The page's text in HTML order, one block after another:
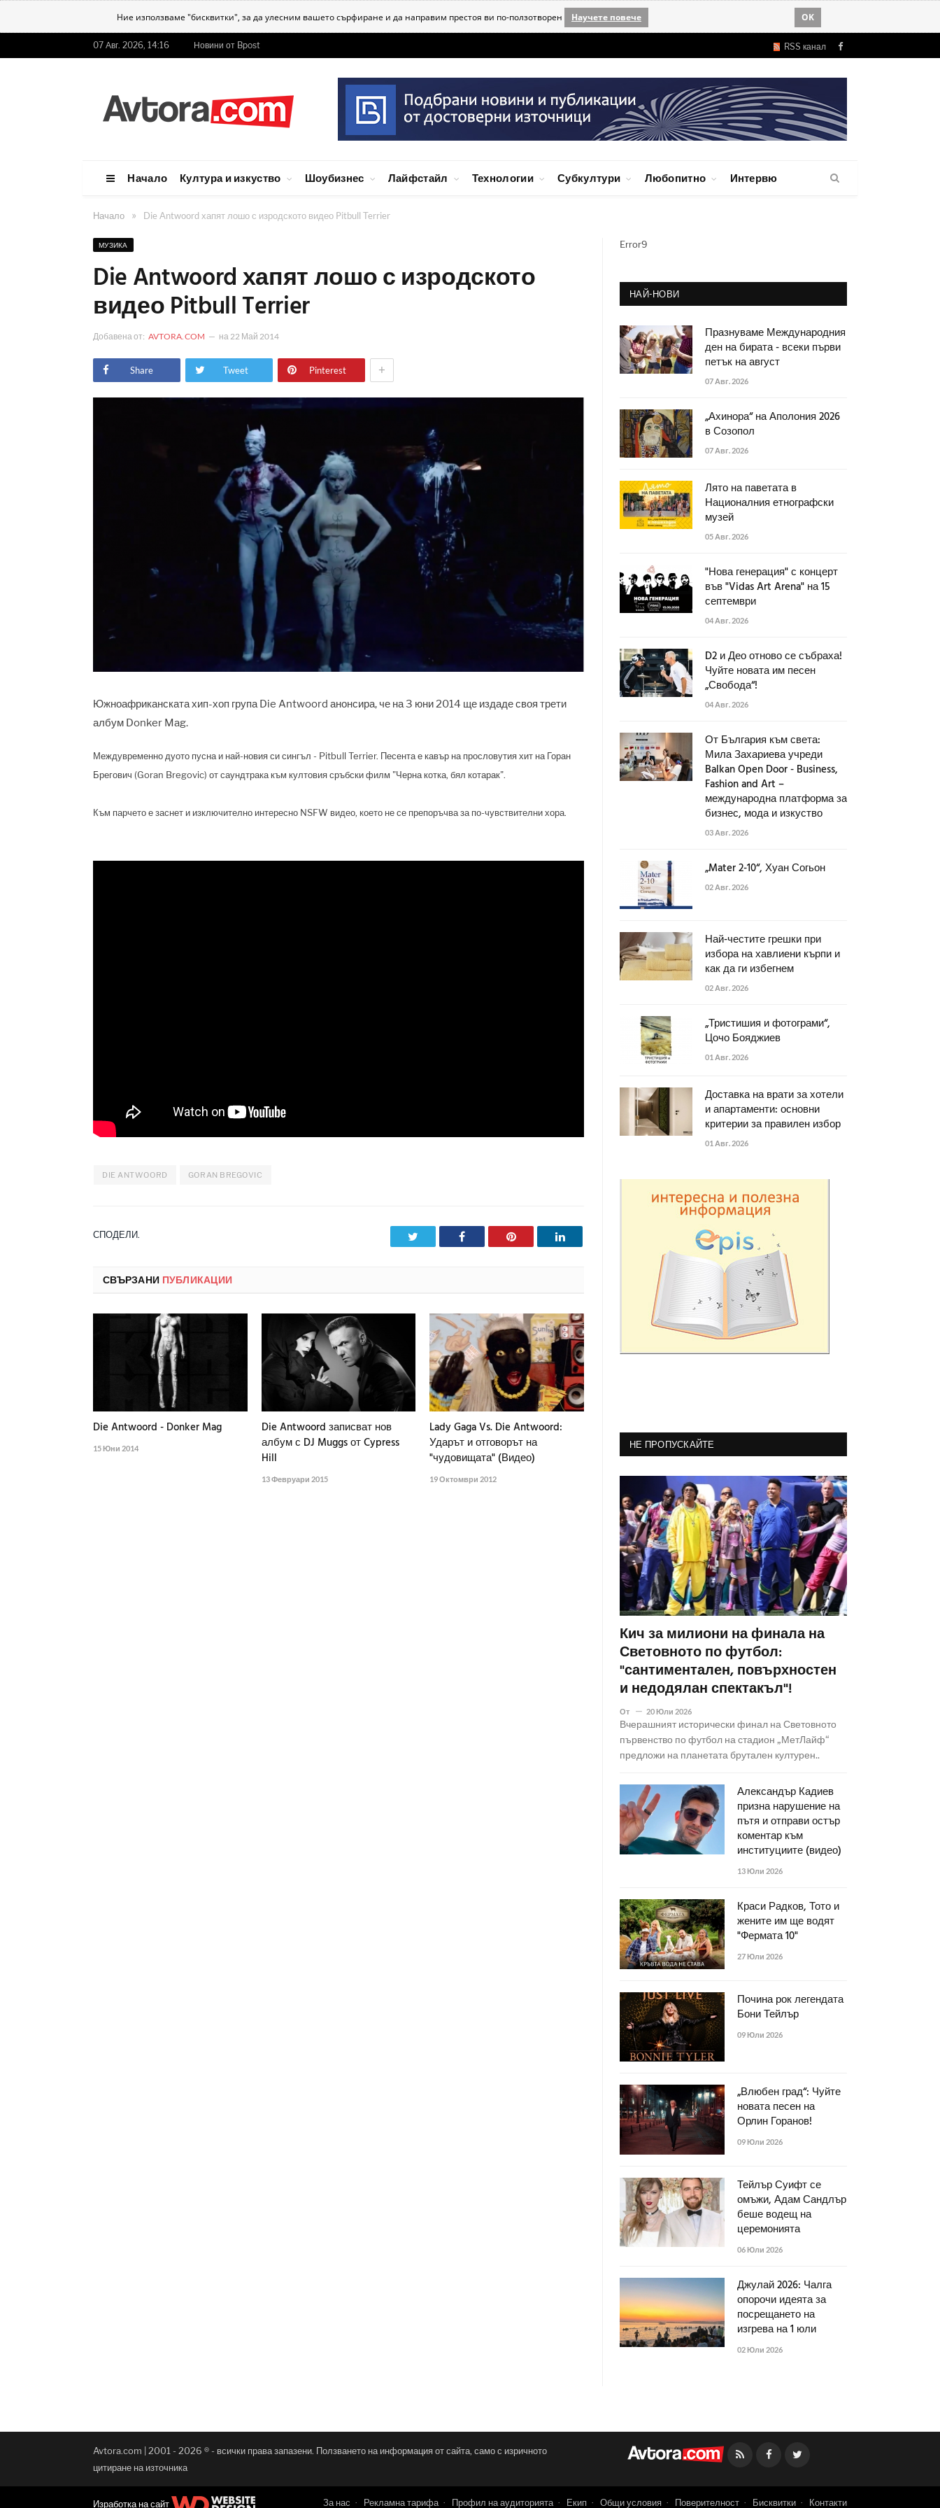
Ние използваме "бисквитки", за да улесним вашето сърфиране и да направим престоя ви по-ползотворен Научете повече OK
07 Авг. 2026, 14:16 Новини от Bpost RSS канал Facebook
Начало Култура и изкуство Шоубизнес Лайфстайл Технологии Субкултури Любопитно Интервю
Начало » Die Antwoord хапят лошо с изродското видео Pitbull Terrier
МУЗИКА
Die Antwoord хапят лошо с изродското
видео Pitbull Terrier
Добавена от: AVTORA.COM на 22 Май 2014
Share Tweet Pinterest +
Южноафриканската хип-хоп група Die Antwoord анонсира, че на 3 юни 2014 ще издаде своя трети
албум Donker Mag.
Междувременно дуото пусна и най-новия си сингъл - Pitbull Terrier. Песента е кавър на прословутия хит на Горан
Брегович (Goran Bregovic) от саундтрака към култовия сръбски филм "Черна котка, бял котарак".
Към парчето е заснет и изключително интересно NSFW видео, което не се препоръчва за по-чувствителни хора.
DIE ANTWOORD GORAN BREGOVIC
СПОДЕЛИ. Facebook Pinterest LinkedIn
СВЪРЗАНИ ПУБЛИКАЦИИ
Die Antwoord - Donker Mag
15 Юни 2014
Die Antwoord записват нов
албум с DJ Muggs от Cypress
Hill
13 Февруари 2015
Lady Gaga Vs. Die Antwoord:
Ударът и отговорът на
"чудовищата" (Видео)
19 Октомври 2012
Error9
НАЙ-НОВИ
Празнуваме Международния
ден на бирата - всеки първи
петък на август
07 Авг. 2026
„Ахинора“ на Аполония 2026
в Созопол
07 Авг. 2026
Лято на паветата в
Националния етнографски
музей
05 Авг. 2026
"Нова генерация" с концерт
във "Vidas Art Arena" на 15
септември
04 Авг. 2026
D2 и Део отново се събраха!
Чуйте новата им песен
„Свобода“!
04 Авг. 2026
От България към света:
Мила Захариева учреди
Balkan Open Door - Business,
Fashion and Art –
международна платформа за
бизнес, мода и изкуство
03 Авг. 2026
„Mater 2-10“, Хуан Согьон
02 Авг. 2026
Най-честите грешки при
избора на хавлиени кърпи и
как да ги избегнем
02 Авг. 2026
„Тристишия и фотограми“,
Цочо Бояджиев
01 Авг. 2026
Доставка на врати за хотели
и апартаменти: основни
критерии за правилен избор
01 Авг. 2026
НЕ ПРОПУСКАЙТЕ
Кич за милиони на финала на
Световното по футбол:
"сантиментален, повърхностен
и недодялан спектакъл"!
От 20 Юли 2026
Вчерашният исторически финал на Световното
първенство по футбол на стадион „МетЛайф“
предложи на планетата брутален културен..
Александър Кадиев
призна нарушение на
пътя и отправи остър
коментар към
институциите (видео)
13 Юли 2026
Краси Радков, Тото и
жените им ще водят
"Фермата 10"
27 Юли 2026
Почина рок легендата
Бони Тейлър
09 Юли 2026
„Влюбен град“: Чуйте
новата песен на
Орлин Горанов!
09 Юли 2026
Тейлър Суифт се
омъжи, Адам Сандлър
беше водещ на
церемонията
06 Юли 2026
Джулай 2026: Чалга
опорочи идеята за
посрещането на
изгрева на 1 юли
02 Юли 2026
Avtora.com | 2001 - 2026 ® - всички права запазени. Ползването на информация от сайта, само с изричното
цитиране на източника
Facebook
Изработка на сайт За нас Рекламна тарифа Профил на аудиторията Екип Общи условия Поверителност Бисквитки Контакти